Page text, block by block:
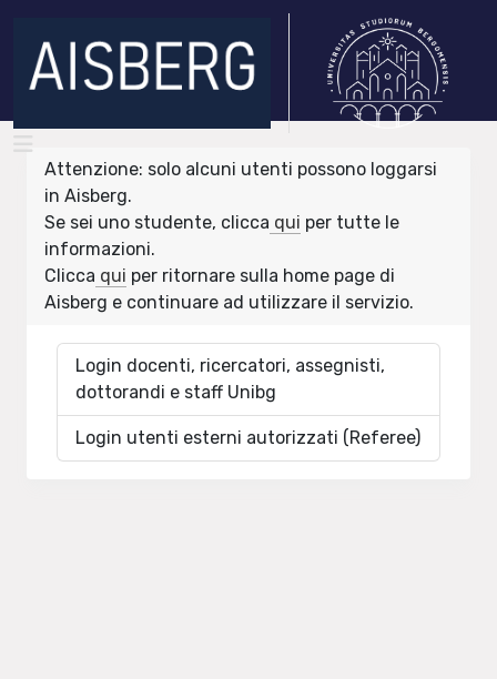
Attenzione: solo alcuni utenti possono loggarsi
in Aisberg.
Se sei uno studente, clicca qui per tutte le
informazioni.
Clicca qui per ritornare sulla home page di
Aisberg e continuare ad utilizzare il servizio.
Login docenti, ricercatori, assegnisti,
dottorandi e staff Unibg
Login utenti esterni autorizzati (Referee)